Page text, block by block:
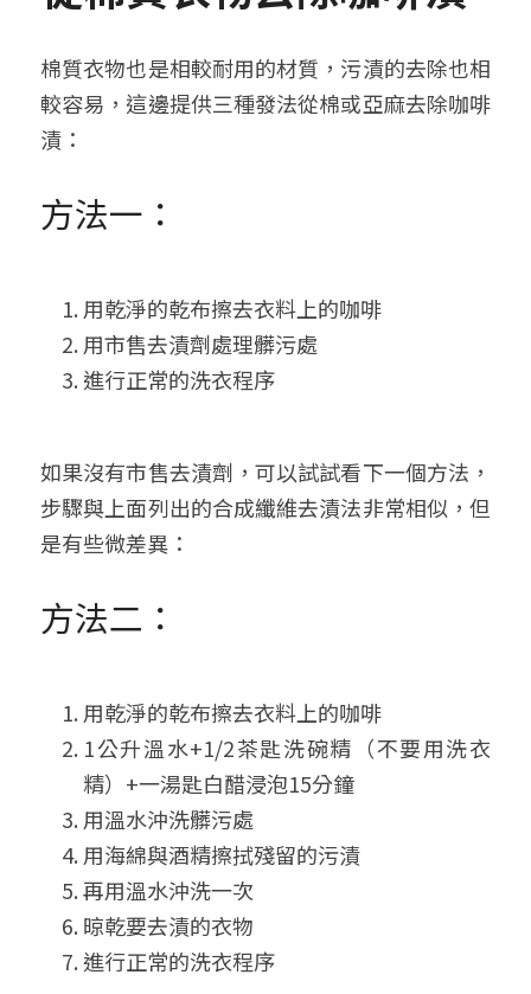
棉質衣物也是相較耐用的材質，污漬的去除也相
較容易，這邊提供三種發法從棉或亞麻去除咖啡
漬：
方法一：
用乾淨的乾布擦去衣料上的咖啡
用市售去漬劑處理髒污處
進行正常的洗衣程序
如果沒有市售去漬劑，可以試試看下一個方法，
步驟與上面列出的合成纖維去漬法非常相似，但
是有些微差異：
方法二：
用乾淨的乾布擦去衣料上的咖啡
1公升溫水+1/2茶匙洗碗精（不要用洗衣
精）+一湯匙白醋浸泡15分鐘
用溫水沖洗髒污處
用海綿與酒精擦拭殘留的污漬
再用溫水沖洗一次
晾乾要去漬的衣物
進行正常的洗衣程序